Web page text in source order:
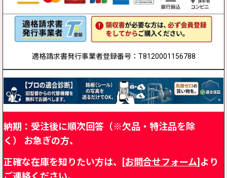
適格請求書発行事業者登録番号：T8120001156788
納期：受注後に順次回答（※欠品・特注品を除
く）
お急ぎの方、
正確な在庫を知りたい方は、[お問合せフォーム]より